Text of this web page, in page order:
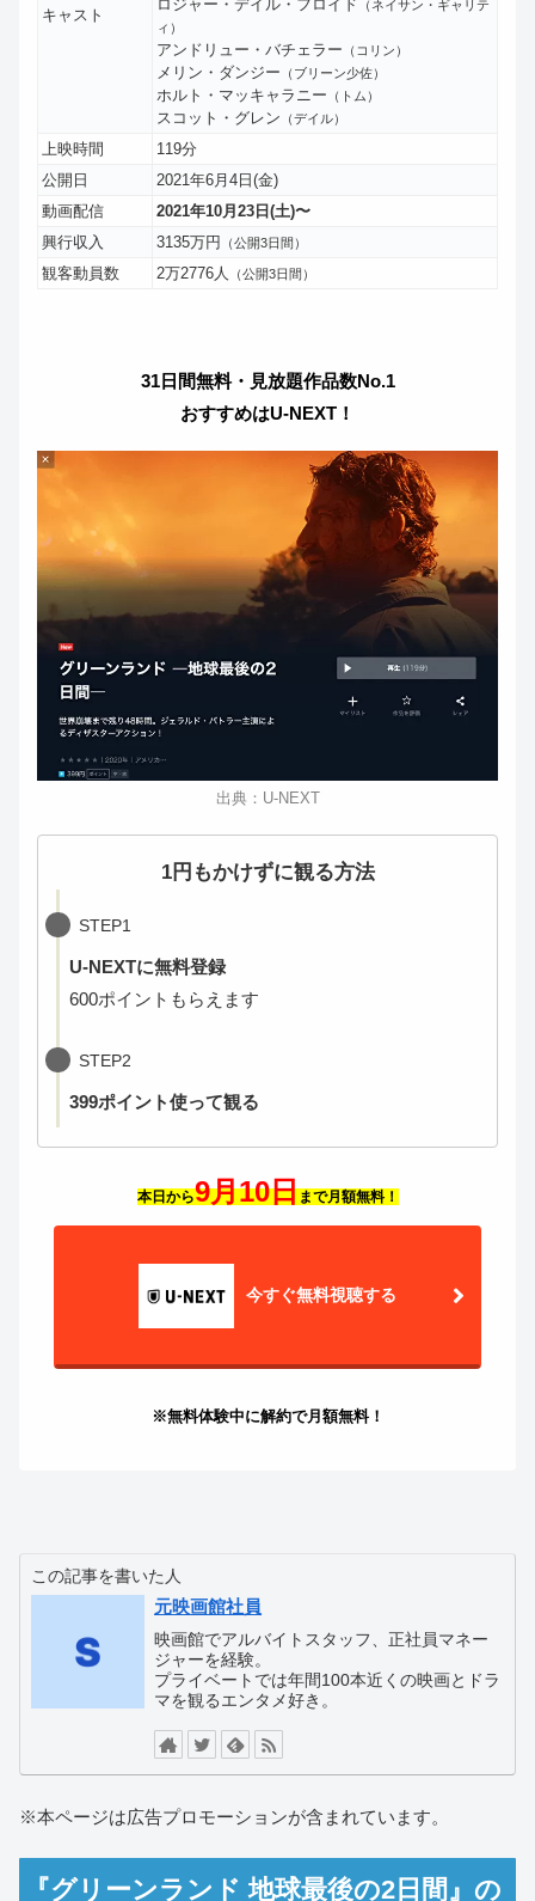
キャスト
ロジャー・デイル・フロイド （ネイサン・ギャリテ
ィ）
アンドリュー・バチェラー （コリン）
メリン・ダンジー （ブリーン少佐）
ホルト・マッキャラニー （トム）
スコット・グレン （デイル）
上映時間
119分
公開日
2021年6月4日(金)
動画配信
2021年10月23日(土)〜
興行収入
3135万円 （公開3日間）
観客動員数 2万2776人 （公開3日間）
31日間無料・見放題作品数No.1
おすすめはU-NEXT！
出典：U-NEXT
1円もかけずに観る方法
STEP1
U-NEXTに無料登録
600ポイントもらえます
STEP2
399ポイント使って観る
本日から9月10日まで月額無料！
今すぐ無料視聴する
※無料体験中に解約で月額無料！
この記事を書いた人
元映画館社員
映画館でアルバイトスタッフ、正社員マネー
ジャーを経験。
プライベートでは年間100本近くの映画とドラ
マを観るエンタメ好き。
※本ページは広告プロモーションが含まれています。
『グリーンランド 地球最後の2日間』の